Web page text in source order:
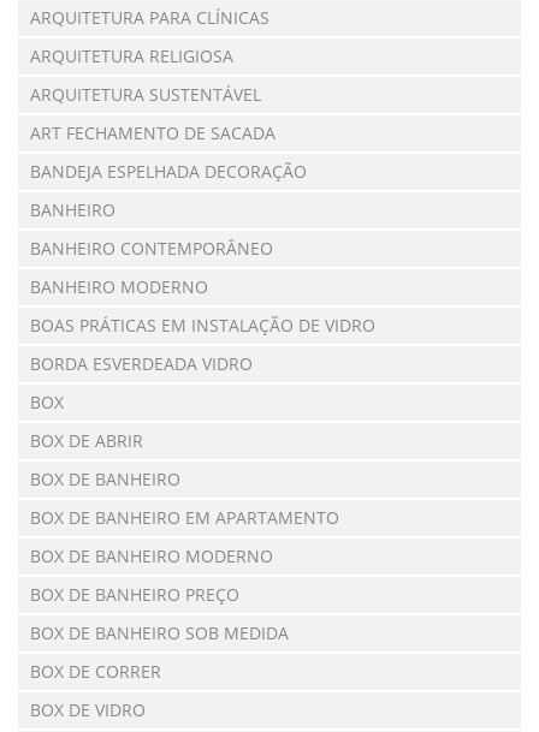
ARQUITETURA PARA CLÍNICAS
ARQUITETURA RELIGIOSA
ARQUITETURA SUSTENTÁVEL
ART FECHAMENTO DE SACADA
BANDEJA ESPELHADA DECORAÇÃO
BANHEIRO
BANHEIRO CONTEMPORÂNEO
BANHEIRO MODERNO
BOAS PRÁTICAS EM INSTALAÇÃO DE VIDRO
BORDA ESVERDEADA VIDRO
BOX
BOX DE ABRIR
BOX DE BANHEIRO
BOX DE BANHEIRO EM APARTAMENTO
BOX DE BANHEIRO MODERNO
BOX DE BANHEIRO PREÇO
BOX DE BANHEIRO SOB MEDIDA
BOX DE CORRER
BOX DE VIDRO